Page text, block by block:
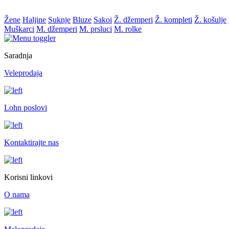
Žene Haljine Suknje Bluze Sakoi Ž. džemperi Ž. kompleti Ž. košulje
Muškarci M. džemperi M. prsluci M. rolke
Saradnja
Veleprodaja
Lohn poslovi
Kontaktirajte nas
Korisni linkovi
O nama